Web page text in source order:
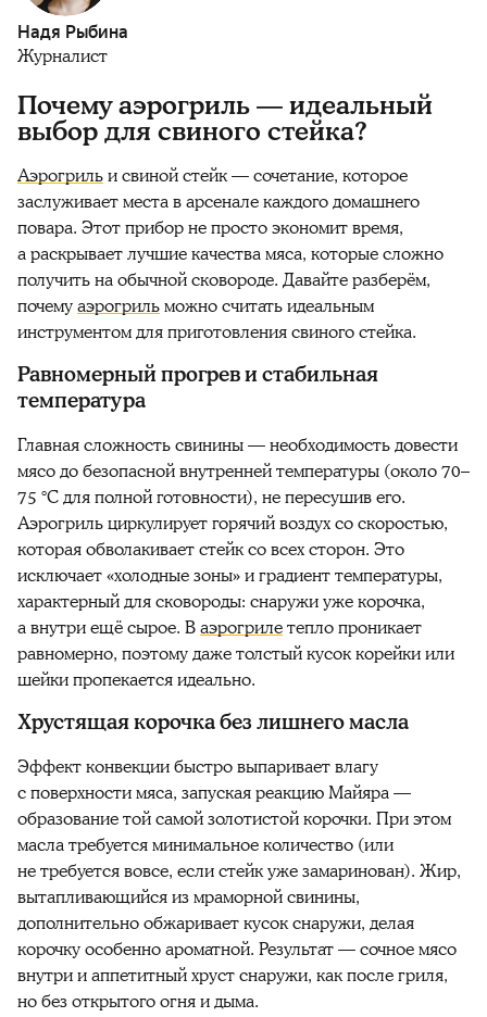
Надя Рыбина
Журналист
Почему аэрогриль — идеальный
выбор для свиного стейка?
Аэрогрильи свиной стейк — сочетание, которое
заслуживает места в арсенале каждого домашнего
повара. Этот прибор не просто экономит время,
а раскрывает лучшие качества мяса, которые сложно
получить на обычной сковороде. Давайте разберём,
почемуаэрогрильможно считать идеальным
инструментом для приготовления свиного стейка.
Равномерный прогрев и стабильная
температура
Главная сложность свинины — необходимость довести
мясо до безопасной внутренней температуры (около 70–
75 °C для полной готовности), не пересушив его.
Аэрогриль циркулирует горячий воздух со скоростью,
которая обволакивает стейк со всех сторон. Это
исключает «холодные зоны» и градиент температуры,
характерный для сковороды: снаружи уже корочка,
а внутри ещё сырое. Ваэрогрилетепло проникает
равномерно, поэтому даже толстый кусок корейки или
шейки пропекается идеально.
Хрустящая корочка без лишнего масла
Эффект конвекции быстро выпаривает влагу
с поверхности мяса, запуская реакцию Майяра —
образование той самой золотистой корочки. При этом
масла требуется минимальное количество (или
не требуется вовсе, если стейк уже замаринован). Жир,
вытапливающийся из мраморной свинины,
дополнительно обжаривает кусок снаружи, делая
корочку особенно ароматной. Результат — сочное мясо
внутри и аппетитный хруст снаружи, как после гриля,
но без открытого огня и дыма.